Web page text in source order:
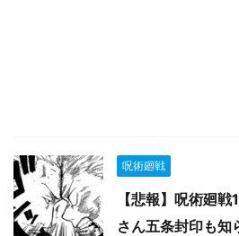
呪術廻戦
【悲報】呪術廻
さん五条封印も